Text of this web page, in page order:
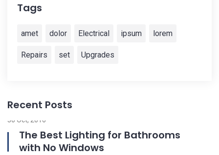
Tags
amet dolor Electrical ipsum lorem
Repairs set Upgrades
Recent Posts
30 Oct, 2016
The Best Lighting for Bathrooms
with No Windows